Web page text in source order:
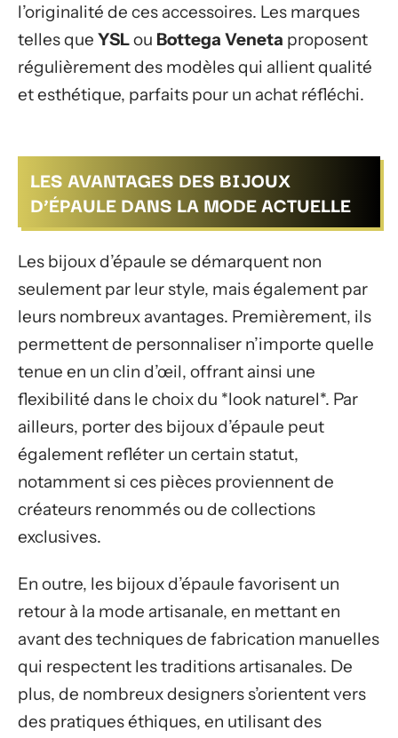
l’originalité de ces accessoires. Les marques
telles que YSLou Bottega Veneta proposent
régulièrement des modèles qui allient qualité
et esthétique, parfaits pour un achat réfléchi.
LES AVANTAGES DES BIJOUX
D’ÉPAULE DANS LA MODE ACTUELLE
Les bijoux d’épaule se démarquent non
seulement par leur style, mais également par
leurs nombreux avantages. Premièrement, ils
permettent de personnaliser n’importe quelle
tenue en un clin d’œil, offrant ainsi une
flexibilité dans le choix du *look naturel*. Par
ailleurs, porter des bijoux d’épaule peut
également refléter un certain statut,
notamment si ces pièces proviennent de
créateurs renommés ou de collections
exclusives.
En outre, les bijoux d’épaule favorisent un
retour à la mode artisanale, en mettant en
avant des techniques de fabrication manuelles
qui respectent les traditions artisanales. De
plus, de nombreux designers s’orientent vers
des pratiques éthiques, en utilisant des